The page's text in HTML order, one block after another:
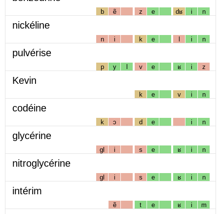
b ẽ z e dʁ i n
nickéline
n i k e l i n
pulvérise
p y l v e ʁ i z
Kevin
k e v i n
codéine
k ɔ d e i n
glycérine
gl i s e ʁ i n
nitroglycérine
gl i s e ʁ i n
intérim
ẽ t e ʁ i m